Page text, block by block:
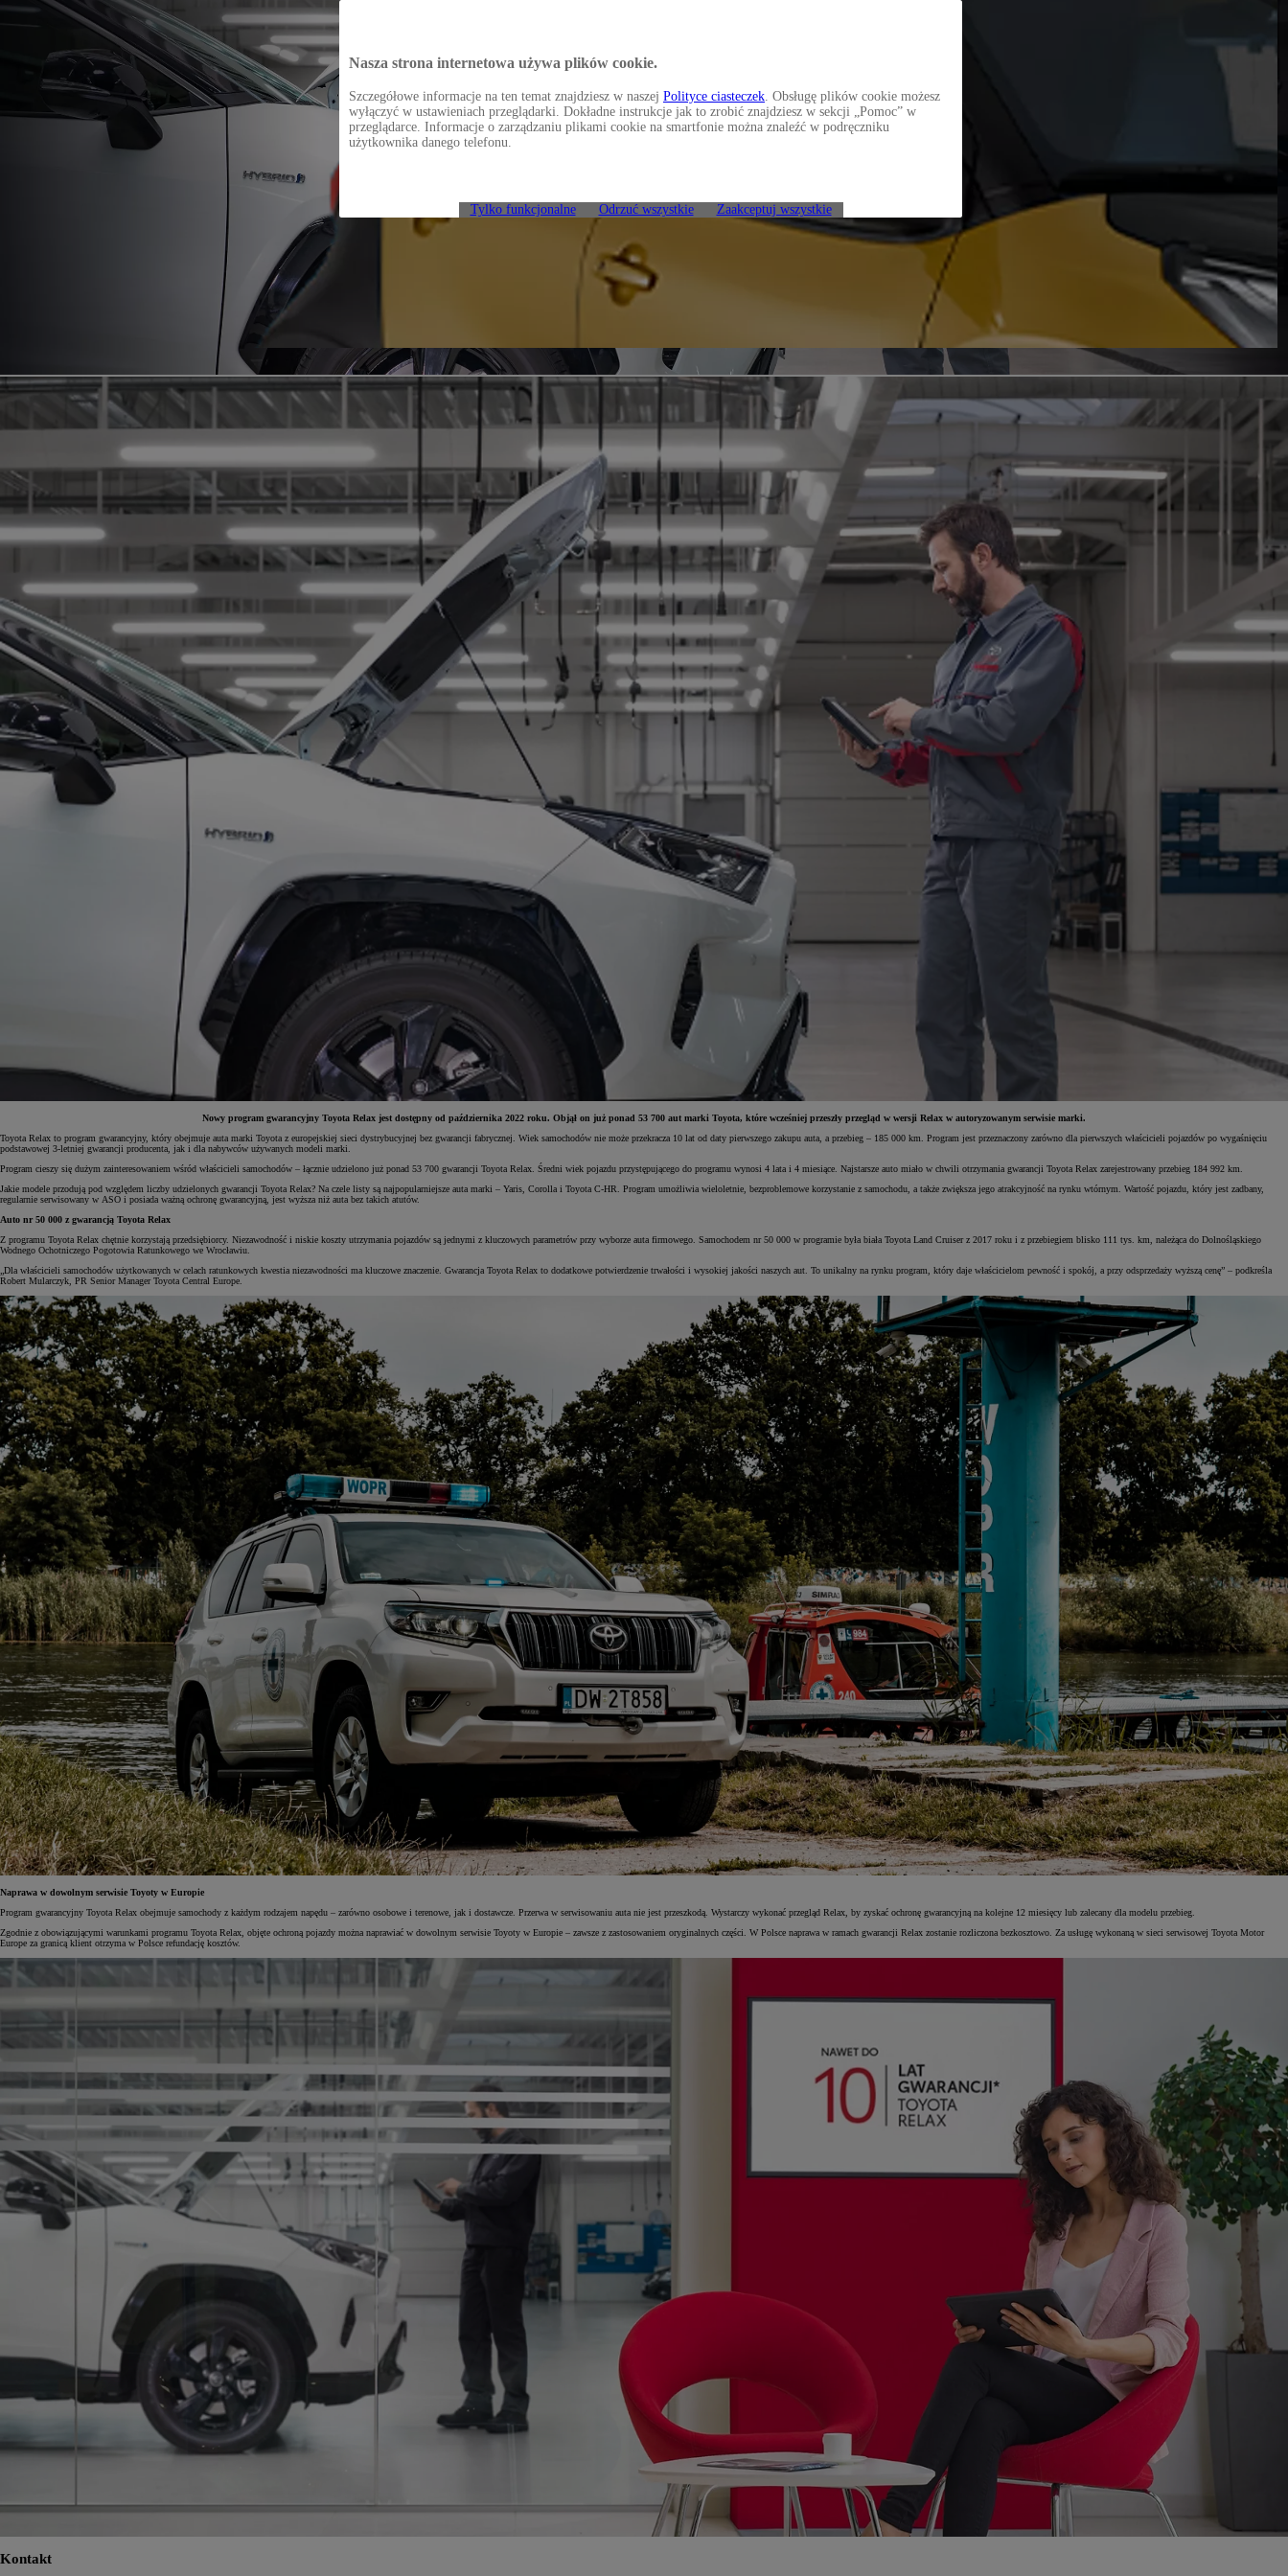
Yaris Cross
HYBRID
Nowy program gwarancyjny Toyota Relax jest dostępny od października 2022 roku. Objął on już ponad 53 700 aut marki Toyota, które wcześniej przeszły przegląd w wersji Relax w autoryzowanym serwisie marki.
Toyota Relax to program gwarancyjny, który obejmuje auta marki Toyota z europejskiej sieci dystrybucyjnej bez gwarancji fabrycznej. Wiek samochodów nie może przekracza 10 lat od daty pierwszego zakupu auta, a przebieg – 185 000 km. Program jest przeznaczony zarówno dla pierwszych właścicieli pojazdów po wygaśnięciu
podstawowej 3-letniej gwarancji producenta, jak i dla nabywców używanych modeli marki.
Program cieszy się dużym zainteresowaniem wśród właścicieli samochodów – łącznie udzielono już ponad 53 700 gwarancji Toyota Relax. Średni wiek pojazdu przystępującego do programu wynosi 4 lata i 4 miesiące. Najstarsze auto miało w chwili otrzymania gwarancji Toyota Relax zarejestrowany przebieg 184 992 km.
Jakie modele przodują pod względem liczby udzielonych gwarancji Toyota Relax? Na czele listy są najpopularniejsze auta marki – Yaris, Corolla i Toyota C-HR. Program umożliwia wieloletnie, bezproblemowe korzystanie z samochodu, a także zwiększa jego atrakcyjność na rynku wtórnym. Wartość pojazdu, który jest zadbany,
regularnie serwisowany w ASO i posiada ważną ochronę gwarancyjną, jest wyższa niż auta bez takich atutów.
Auto nr 50 000 z gwarancją Toyota Relax
Z programu Toyota Relax chętnie korzystają przedsiębiorcy. Niezawodność i niskie koszty utrzymania pojazdów są jednymi z kluczowych parametrów przy wyborze auta firmowego. Samochodem nr 50 000 w programie była biała Toyota Land Cruiser z 2017 roku i z przebiegiem blisko 111 tys. km, należąca do Dolnośląskiego
Wodnego Ochotniczego Pogotowia Ratunkowego we Wrocławiu.
„Dla właścicieli samochodów użytkowanych w celach ratunkowych kwestia niezawodności ma kluczowe znaczenie. Gwarancja Toyota Relax to dodatkowe potwierdzenie trwałości i wysokiej jakości naszych aut. To unikalny na rynku program, który daje właścicielom pewność i spokój, a przy odsprzedaży wyższą cenę” – podkreśla
Robert Mularczyk, PR Senior Manager Toyota Central Europe.
Naprawa w dowolnym serwisie Toyoty w Europie
Program gwarancyjny Toyota Relax obejmuje samochody z każdym rodzajem napędu – zarówno osobowe i terenowe, jak i dostawcze. Przerwa w serwisowaniu auta nie jest przeszkodą. Wystarczy wykonać przegląd Relax, by zyskać ochronę gwarancyjną na kolejne 12 miesięcy lub zalecany dla modelu przebieg.
Zgodnie z obowiązującymi warunkami programu Toyota Relax, objęte ochroną pojazdy można naprawiać w dowolnym serwisie Toyoty w Europie – zawsze z zastosowaniem oryginalnych części. W Polsce naprawa w ramach gwarancji Relax zostanie rozliczona bezkosztowo. Za usługę wykonaną w sieci serwisowej Toyota Motor
Europe za granicą klient otrzyma w Polsce refundację kosztów.
Kontakt
Nasza strona internetowa używa plików cookie.
Szczegółowe informacje na ten temat znajdziesz w naszej Polityce ciasteczek . Obsługę plików cookie możesz
wyłączyć w ustawieniach przeglądarki. Dokładne instrukcje jak to zrobić znajdziesz w sekcji „Pomoc” w
przeglądarce. Informacje o zarządzaniu plikami cookie na smartfonie można znaleźć w podręczniku
użytkownika danego telefonu.
Tylko funkcjonalne Odrzuć wszystkie Zaakceptuj wszystkie